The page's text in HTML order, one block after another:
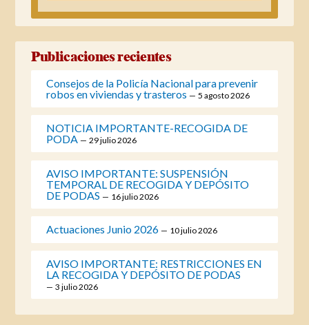
Publicaciones recientes
Consejos de la Policía Nacional para prevenir
robos en viviendas y trasteros
5 agosto 2026
NOTICIA IMPORTANTE-RECOGIDA DE
PODA
29 julio 2026
AVISO IMPORTANTE: SUSPENSIÓN
TEMPORAL DE RECOGIDA Y DEPÓSITO
DE PODAS
16 julio 2026
Actuaciones Junio 2026 10 julio 2026
AVISO IMPORTANTE: RESTRICCIONES EN
LA RECOGIDA Y DEPÓSITO DE PODAS
3 julio 2026